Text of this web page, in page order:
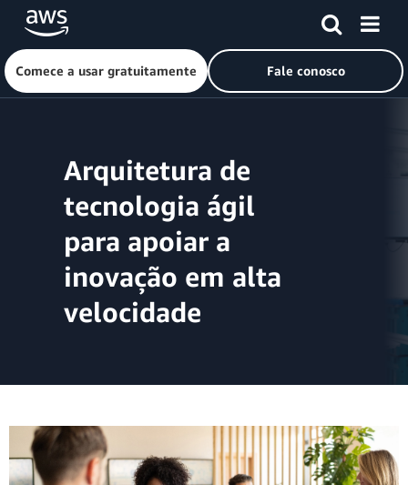
Comece a usar gratuitamente Fale conosco
Arquitetura de
tecnologia ágil
para apoiar a
inovação em alta
velocidade